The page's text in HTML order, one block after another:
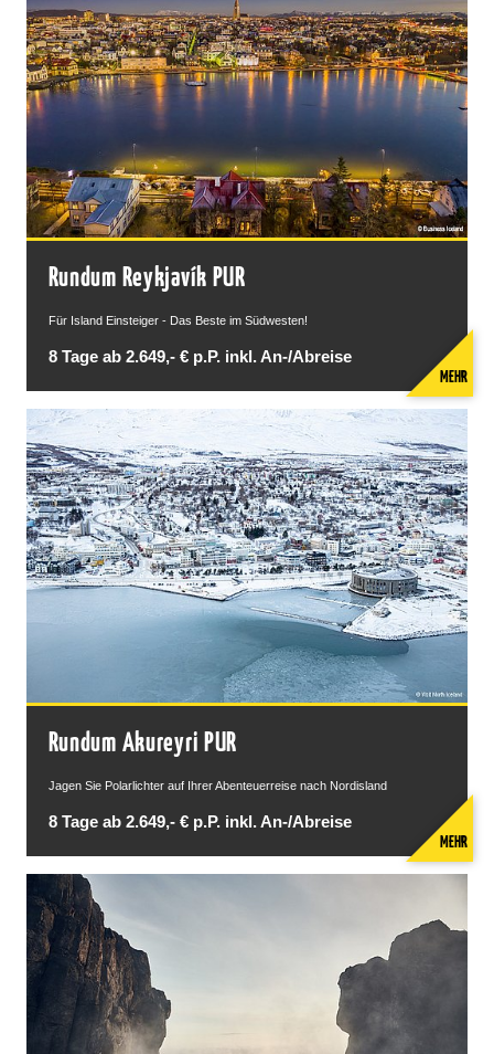
Rundum Reykjavík PUR
Für Island Einsteiger - Das Beste im Südwesten!
8 Tage ab 2.649,- € p.P. inkl. An-/Abreise
MEHR
Rundum Akureyri PUR
Jagen Sie Polarlichter auf Ihrer Abenteuerreise nach Nordisland
8 Tage ab 2.649,- € p.P. inkl. An-/Abreise
MEHR